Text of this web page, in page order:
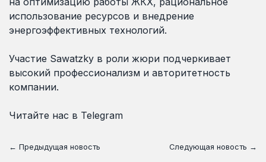
использование ресурсов и внедрение
энергоэффективных технологий.
Участие Sawatzky в роли жюри подчеркивает
высокий профессионализм и авторитетность
компании.
Читайте нас в Telegram
← Предыдущая новость Следующая новость →